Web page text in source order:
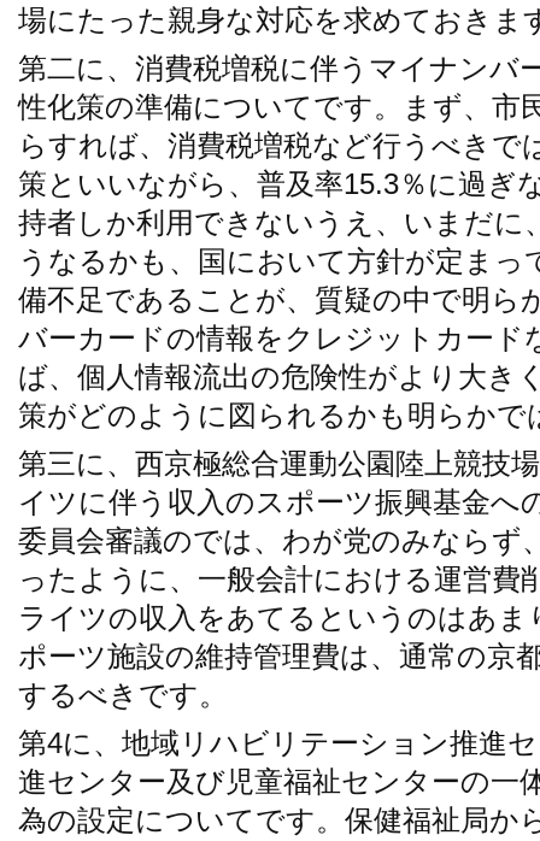
場にたった親身な対応を求めておきま
第二に、消費税増税に伴うマイナンバ
性化策の準備についてです。まず、市
らすれば、消費税増税など行うべきで
策といいながら、普及率15.3％に過ぎ
持者しか利用できないうえ、いまだに
うなるかも、国において方針が定ま
備不足であることが、質疑の中で明ら
バーカードの情報をクレジットカード
ば、個人情報流出の危険性がより大き
策がどのように図られるかも明らかで
第三に、西京極総合運動公園陸上競技
イツに伴う収入のスポーツ振興基金へ
委員会審議のでは、わが党のみならず
ったように、一般会計における運営費
ライツの収入をあてるというのはあ
ポーツ施設の維持管理費は、通常の京
するべきです。
第4に、地域リハビリテーション推進
進センター及び児童福祉センターの一
為の設定についてです。保健福祉局か